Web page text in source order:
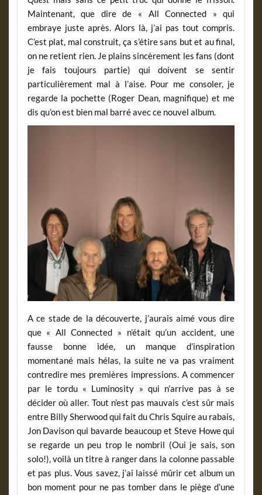
Maintenant, que dire de « All Connected » qui
embraye juste après. Alors là, j’ai pas tout compris.
C’est plat, mal construit, ça s’étire sans but et au final,
on ne retient rien. Je plains sincèrement les fans (dont
je fais toujours partie) qui doivent se sentir
particulièrement mal à l’aise. Pour me consoler, je
regarde la pochette (Roger Dean, magnifique) et me
dis qu’on est bien mal barré avec ce nouvel album.
A ce stade de la découverte, j’aurais aimé vous dire
que « All Connected » n’était qu’un accident, une
fausse bonne idée, un manque d’inspiration
momentané mais hélas, la suite ne va pas vraiment
contredire mes premières impressions. A commencer
par le tordu « Luminosity » qui n’arrive pas à se
décider où aller. Tout n’est pas mauvais c’est sûr mais
entre Billy Sherwood qui fait du Chris Squire au rabais,
Jon Davison qui bavarde beaucoup et Steve Howe qui
se regarde un peu trop le nombril (Oui je sais, son
solo!), voilà un titre à ranger dans la colonne passable
et pas plus. Vous savez, j’ai laissé mûrir cet album un
bon moment pour ne pas tomber dans le piège d’une